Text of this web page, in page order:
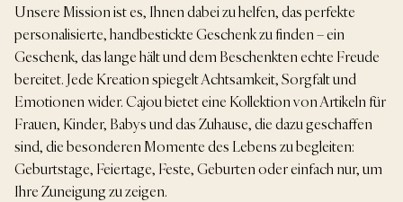
Unsere Mission ist es, Ihnen dabei zu helfen, das perfekte
personalisierte, handbestickte Geschenk zu finden – ein
Geschenk, das lange hält und dem Beschenkten echte Freude
bereitet. Jede Kreation spiegelt Achtsamkeit, Sorgfalt und
Emotionen wider. Cajou bietet eine Kollektion von Artikeln für
Frauen, Kinder, Babys und das Zuhause, die dazu geschaffen
sind, die besonderen Momente des Lebens zu begleiten:
Geburtstage, Feiertage, Feste, Geburten oder einfach nur, um
Ihre Zuneigung zu zeigen.